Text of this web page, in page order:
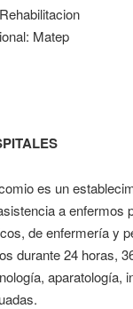
Matep
es un
a enfermos
de enfermería y
durante 24 horas,
aparatología,